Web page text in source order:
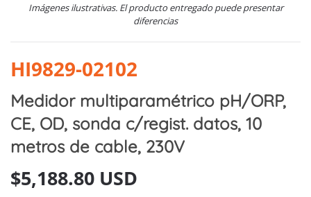
Imágenes ilustrativas. El producto entregado puede presentar
diferencias
HI9829-02102
Medidor multiparamétrico pH/ORP,
CE, OD, sonda c/regist. datos, 10
metros de cable, 230V
$5,188.80 USD